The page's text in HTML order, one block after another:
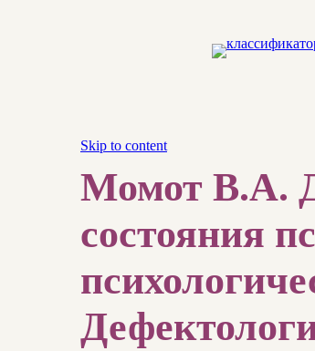
Skip to content
Момот В.А.
состояния